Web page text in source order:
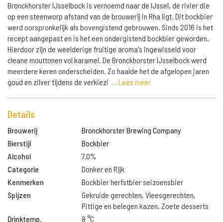
Bronckhorster IJsselbock is vernoemd naar de IJssel, de rivier die
op een steenworp afstand van de brouwerij in Rha ligt. Dit bockbier
werd oorspronkelijk als bovengistend gebrouwen. Sinds 2016 is het
recept aangepast en is het een ondergistend bockbier geworden.
Hierdoor zijn de weelderige fruitige aroma's ingewisseld voor
cleane mouttonen vol karamel. De Bronckhorster IJsselbock werd
meerdere keren onderscheiden. Zo haalde het de afgelopen jaren
goud en zilver tijdens de verkiezi ... Lees meer
Details
Brouwerij
Bronckhorster Brewing Company
Bierstijl
Bockbier
Alcohol
7.0%
Categorie
Donker en Rijk
Kenmerken
Bockbier herfstbier seizoensbier
Spijzen
Gekruide gerechten, Vleesgerechten,
Pittige en belegen kazen, Zoete desserts
Drinktemp.
8 °C